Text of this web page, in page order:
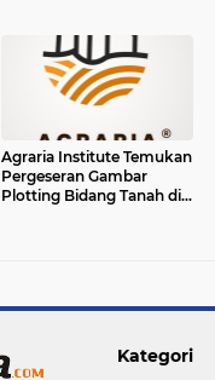
Agraria Institute Temukan
Pergeseran Gambar
Plotting Bidang Tanah di
Kategori